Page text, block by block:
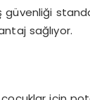
güvenliği
sağlıyor.